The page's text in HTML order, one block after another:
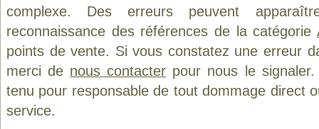
complexe. Des erreurs peuvent
reconnaissance des références de la catégorie
points de vente. Si vous constatez une erreur
merci de nous contacter pour nous le
tenu pour responsable de tout dommage direct
service.